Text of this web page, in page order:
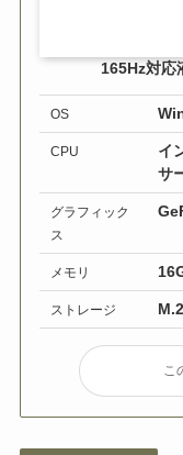
165Hz対応
OS
CPU
イ
サ
グラフィック
ス
メモリ
ストレージ
こ